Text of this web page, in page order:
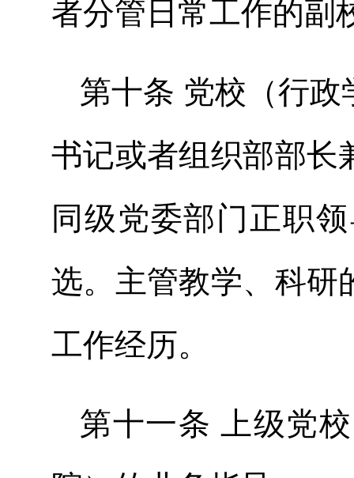
者分管日常工作的副
第十条 党校（行
书记或者组织部部长
同级党委部门正职
选。主管教学、科研
工作经历。
第十一条 上级党